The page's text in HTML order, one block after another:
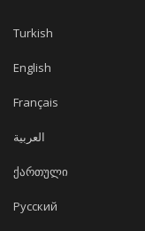
Turkish
English
Français
العربية
ქართული
Русский